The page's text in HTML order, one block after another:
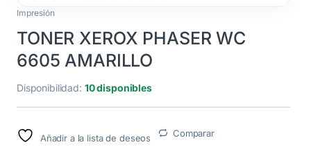
Impresión
TONER XEROX PHASER WC
6605 AMARILLO
Disponibilidad: 10 disponibles
Añadir a la lista de deseos Comparar